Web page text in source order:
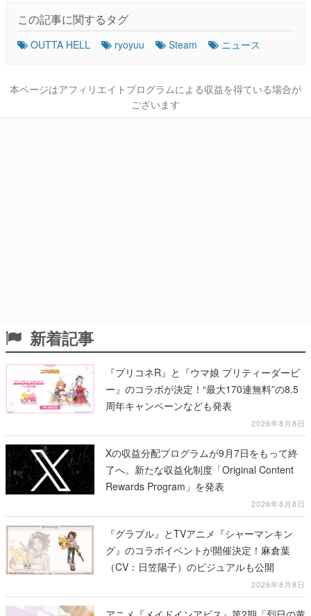
この記事に関するタグ
OUTTA HELL ryoyuu Steam ニュース
本ページはアフィリエイトプログラムによる収益を得ている場合が
ございます
新着記事
『プリコネR』と『ウマ娘 プリティーダービ
ー』のコラボが決定！“最大170連無料”の8.5
周年キャンペーンなども発表
2026年8月8日
Xの収益分配プログラムが9月7日をもって終
了へ。新たな収益化制度「Original Content
Rewards Program」を発表
2026年8月8日
『グラブル』とTVアニメ『シャーマンキン
グ』のコラボイベントが開催決定！麻倉葉
（CV：日笠陽子）のビジュアルも公開
2026年8月8日